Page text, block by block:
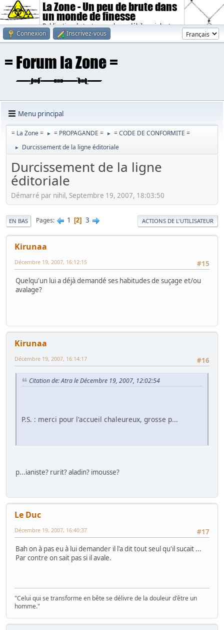
La Zone - Un peu de brute dans
un monde de finesse
Publication de textes sombres, débiles, violents.
Connexion
Inscrivez-vous
Menu principal
= La Zone = ► = PROPAGANDE = ► = CODE DE CONFORMITE =
► Durcissement de la ligne éditoriale
Durcissement de la ligne
éditoriale
Démarré par nihil, Septembre 19, 2007, 18:03:50
EN BAS Pages 1 2 3 ACTIONS DE L'UTILISATEUR
Kirunaa
#15
Décembre 19, 2007, 16:12:15
Quelqu'un lui a déjà demandé ses habitudes de suçage et/ou
avalage?
Kirunaa
#16
Décembre 19, 2007, 16:14:17
Citation de: Atra le Décembre 19, 2007, 12:02:54
P.S. : merci pour l'accueil chaleureux, grosse p...
p...ianiste? rurit? aladin? imousse?
Le Duc
#17
Décembre 19, 2007, 16:40:37
Bah on à pas eu à lui demander il l'a dit tout seul qu'il sucait ...
Par contre on sait pas si il avale.
"Celui qui se transforme en bête se délivre de la douleur d'être un
homme."